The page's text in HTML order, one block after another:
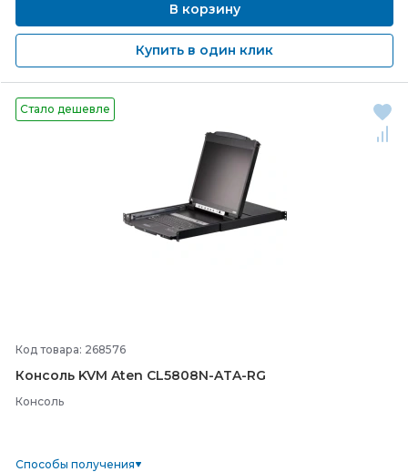
В корзину
Купить в один клик
Стало дешевле
Код товара: 268576
Консоль KVM Aten CL5808N-ATA-RG
Консоль
Способы получения